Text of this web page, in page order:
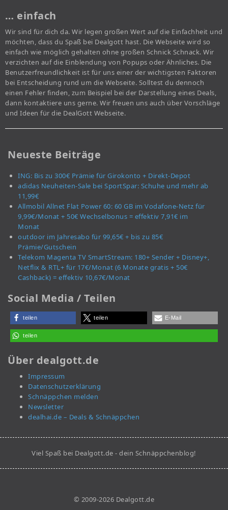
… einfach
Wir sind für dich da. Wir legen großen Wert auf die Einfachheit und
möchten, dass du Spaß bei Dealgott hast. Die Webseite wird so
einfach wie möglich gehalten ohne großen Schnick Schnack. Wir
verzichten auf die Einblendung von Popups oder Ähnliches. Die
Benutzerfreundlichkeit ist für uns einer der wichtigsten Faktoren
bei Entscheidung rund um die Webseite. Solltest du dennoch
einen Fehler finden, zum Beispiel bei der Darstellung eines Deals,
dann kontaktiere uns gerne. Wir freuen uns auch über Vorschläge
und Ideen für die DealGott Webseite.
Neueste Beiträge
ING: Bis zu 300€ Prämie für Girokonto + Direkt-Depot
adidas Neuheiten-Sale bei SportSpar: Schuhe und mehr ab
11,99€
Allmobil Allnet Flat Power 60: 60 GB im Vodafone-Netz für
9,99€/Monat + 50€ Wechselbonus = effektiv 7,91€ im
Monat
outdoor im Jahresabo für 99,65€ + bis zu 85€
Prämie/Gutschein
Telekom Magenta TV SmartStream: 180+ Sender + Disney+,
Netflix & RTL+ für 17€/Monat (6 Monate gratis + 50€
Cashback) = effektiv 10,67€/Monat
Social Media / Teilen
teilen teilen E-Mail
teilen
Über dealgott.de
Impressum
Datenschutzerklärung
Schnäppchen melden
Newsletter
dealhai.de – Deals & Schnäppchen
Viel Spaß bei Dealgott.de - dein Schnäppchenblog!
© 2009-2026 Dealgott.de